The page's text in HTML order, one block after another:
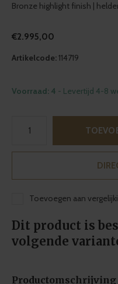
Bronze highlight finish |
€2.995,00
Artikelcode:114719
Voorraad: 4 - Levertijd 4-8
Toevoegen aan
Dit product is
volgende
Productomschrijving